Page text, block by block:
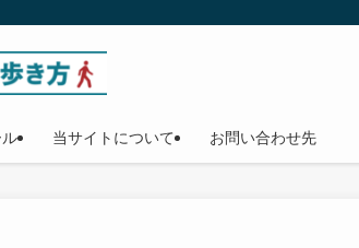
、独学で英語をマスターする為の勉強法とノウハウ
当サイトについて お問い合わせ先